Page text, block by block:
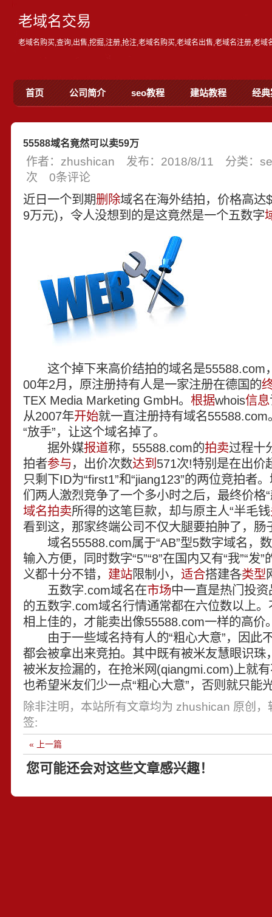
老域名交易
老域名购买,查询,出售,挖掘,注册,抢注,老域名购买,老域名出售,老域名注册,老域
首页 公司简介 seo教程 建站教程 经典
55588域名竟然可以卖59万
作者：zhushican 发布：2018/8/11 分类：
次 0条评论
近日一个到期删除域名在海外结拍，价格高达
9万元)，令人没想到的是这竟然是一个五数字
这个掉下来高价结拍的域名是55588.com
00年2月，原注册持有人是一家注册在德国的
TEX Media Marketing GmbH。 根据whois信息
从2007年开始就一直注册持有域名
“放手”，让这个域名掉了。
据外媒报道称，55588.com的拍卖过程十
拍者参与，出价次数达到 571次!特别是在出价
只剩下ID为“first1”和“jiang123”的两位竞拍者
们两人激烈竞争了一个多小时之后，最终价格
域名拍卖所得的这笔巨款，却与原主人“半毛钱
看到这，那家终端公司不仅大腿要拍肿了，肠
域名55588.com属于“AB”型5数字域名，
输入方便，同时数字“5”“8”在国内又有“我”“发
义都十分不错， 建站限制小， 适合搭建各类型
五数字.com域名在市场中一直是热门投
的五数字.com域名行情通常都在六位数以上
相上佳的，才能卖出像55588.com一样的高价
由于一些域名持有人的“粗心大意”，因此
都会被拿出来竞拍。其中既有被米友慧眼识珠
被米友捡漏的，在抢米网(qiangmi.com)上就
也希望米友们少一点“粗心大意”，否则就只能
除非注明，本站所有文章均为 zhushican 原创
签:
« 上一篇
您可能还会对这些文章感兴趣！